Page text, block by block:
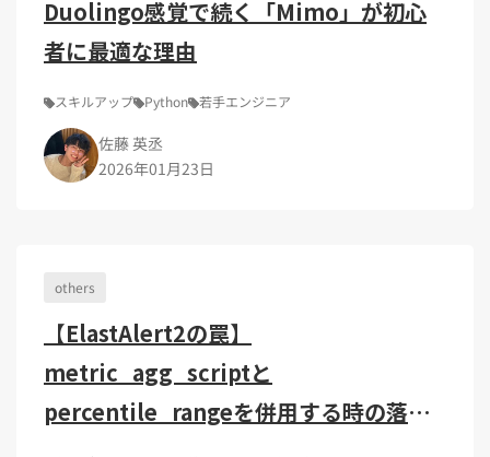
DevSecOps（1）
Platform Engineering（1）
さくらのクラウド（1）
Kubernetes（1）
Lambda（1）
API Gateway（1）
React（1）
キャリア（8）
内製化（7）
マネジメント（6）
DX推進（5）
オープンイノベーション（4）
デジタル人材育成（4）
PMO（3）
Markdown（1）
Duolingo感覚で続く「Mimo」が初心
者に最適な理由
スキルアップ Python 若手エンジニア
佐藤 英丞
2026年01月23日
others
【ElastAlert2の罠】
metric_agg_scriptと
percentile_rangeを併用する時の落と